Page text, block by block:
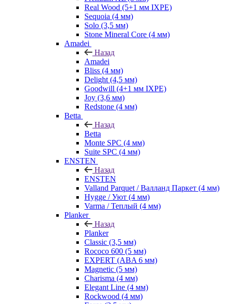
Real Wood (5+1 мм IXPE)
Sequoia (4 мм)
Solo (3,5 мм)
Stone Mineral Core (4 мм)
Amadei
Назад
Amadei
Bliss (4 мм)
Delight (4,5 мм)
Goodwill (4+1 мм IXPE)
Joy (3,6 мм)
Redstone (4 мм)
Betta
Назад
Betta
Monte SPC (4 мм)
Suite SPC (4 мм)
ENSTEN
Назад
ENSTEN
Valland Parquet / Валланд Паркет (4 мм)
Hygge / Уют (4 мм)
Varma / Теплый (4 мм)
Planker
Назад
Planker
Classic (3,5 мм)
Rococo 600 (5 мм)
EXPERT (ABA 6 мм)
Magnetic (5 мм)
Charisma (4 мм)
Elegant Line (4 мм)
Rockwood (4 мм)